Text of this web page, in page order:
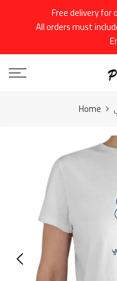
Free delivery for
All orders must
Home